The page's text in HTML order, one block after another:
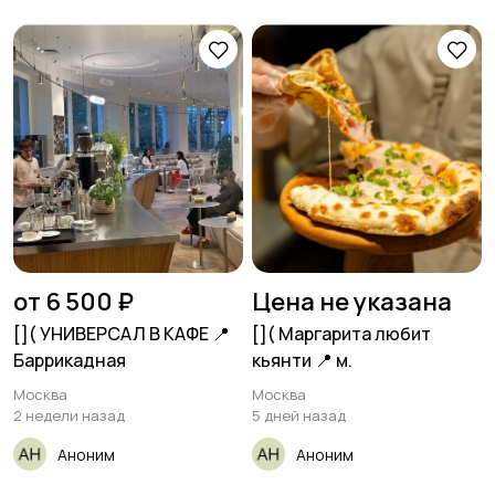
от 6 500 ₽
[​]( УНИВЕРСАЛ В КАФЕ 📍
Баррикадная
Москва
2 недели назад
Аноним
Цена не указана
[​]( Маргарита любит
кьянти 📍 м.
Москва
5 дней назад
Аноним